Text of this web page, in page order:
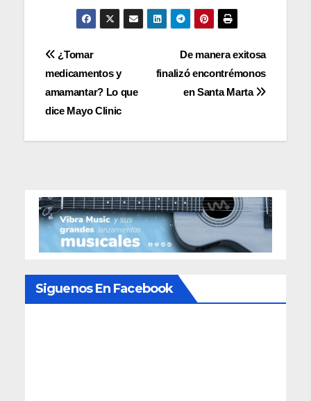
Navegación
de
entradas
De manera exitosa
finalizó encontrémonos
en Santa Marta
¿Tomar
medicamentos y
amamantar? Lo que
dice Mayo Clinic
Siguenos En Facebook